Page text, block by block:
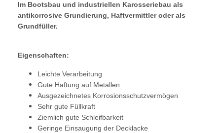
Im Bootsbau und industriellen Karosseriebau als
antikorrosive Grundierung, Haftvermittler oder als
Grundfüller.
Eigenschaften:
Leichte Verarbeitung
Gute Haftung auf Metallen
Ausgezeichnetes Korrosionsschutzvermögen
Sehr gute Füllkraft
Ziemlich gute Schleifbarkeit
Geringe Einsaugung der Decklacke